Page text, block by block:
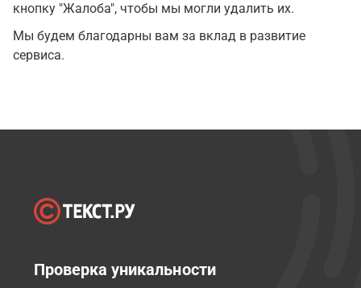
кнопку "Жалоба", чтобы мы могли удалить их.
Мы будем благодарны вам за вклад в развитие
сервиса.
Проверка уникальности